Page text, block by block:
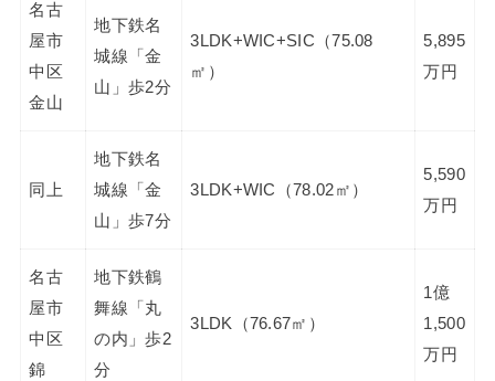
名古
屋市
中区
金山
地下鉄名
城線「金
山」歩2分
3LDK+WIC+SIC（75.08
㎡）
5,895
万円
同上
地下鉄名
城線「金
山」歩7分
3LDK+WIC（78.02㎡）
5,590
万円
名古
屋市
中区
錦
地下鉄鶴
舞線「丸
の内」歩2
分
3LDK（76.67㎡）
1億
1,500
万円